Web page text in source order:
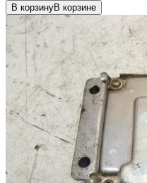
В корзинуВ корзине